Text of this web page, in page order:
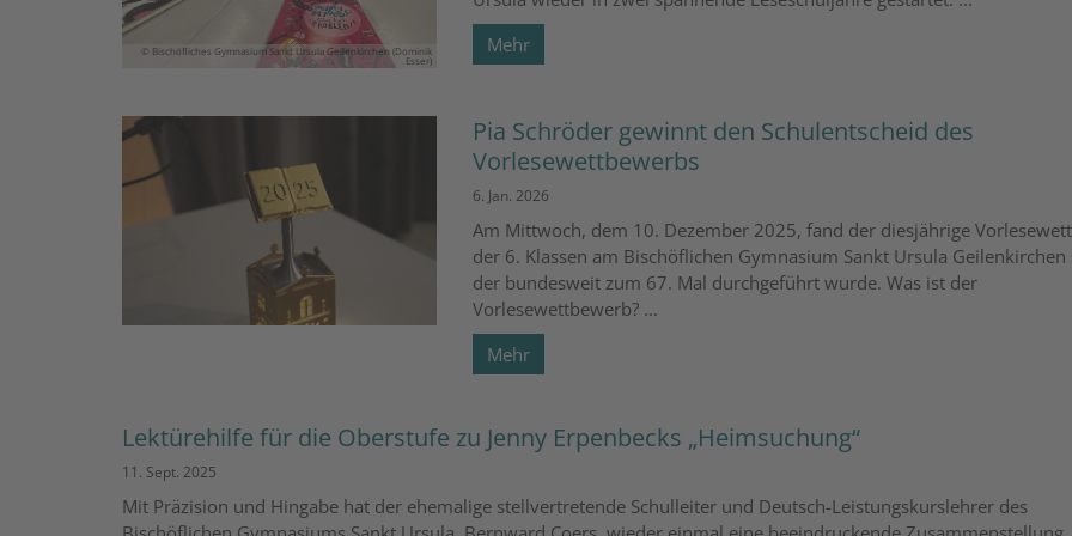
© Bischöfliches Gymnasium Sankt Ursula Geilenkirchen (Dominik
Esser)
Mehr
Pia Schröder gewinnt den Schulentscheid des
Vorlesewettbewerbs
6. Jan. 2026
Am Mittwoch, dem 10. Dezember 2025, fand der diesjährige
der 6. Klassen am Bischöflichen Gymnasium Sankt Ursula Geilenkirchen
der bundesweit zum 67. Mal durchgeführt wurde. Was ist der
Vorlesewettbewerb? ...
Mehr
Lektürehilfe für die Oberstufe zu Jenny Erpenbecks „Heimsuchung“
11. Sept. 2025
Mit Präzision und Hingabe hat der ehemalige stellvertretende Schulleiter und Deutsch-Leistungskurslehrer des